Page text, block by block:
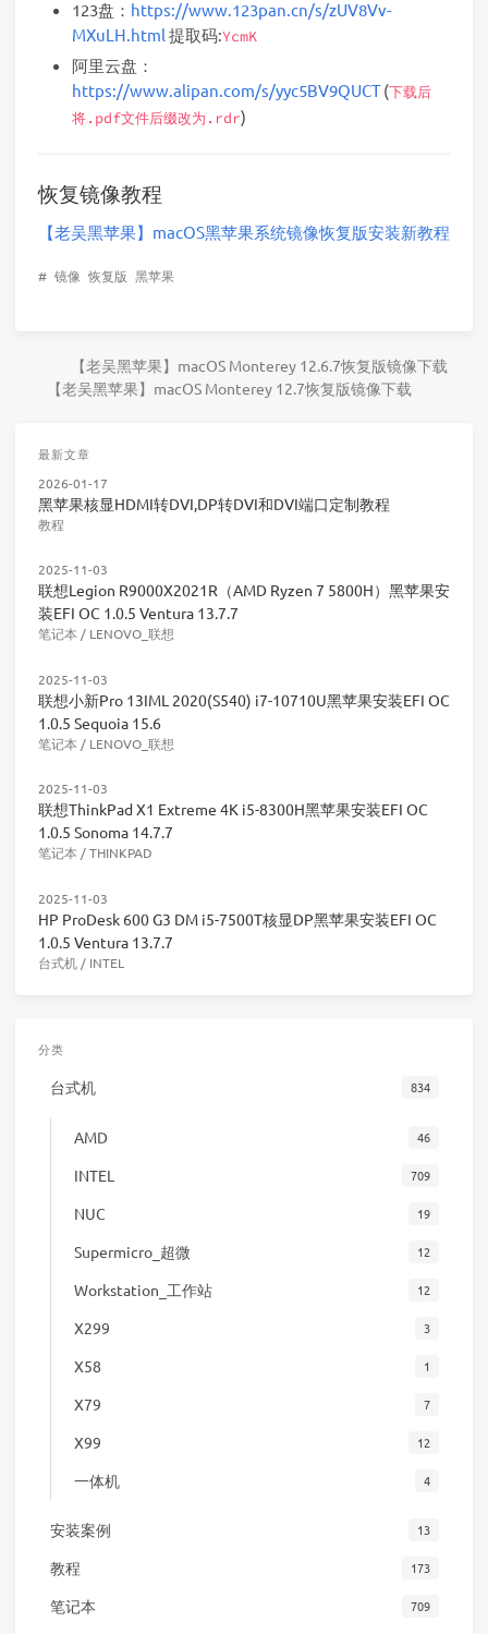
123盘： https://www.123pan.cn/s/zUV8Vv-
MXuLH.html 提取码:YcmK
阿里云盘：
https://www.alipan.com/s/yyc5BV9QUCT(下载后
将.pdf文件后缀改为.rdr)
恢复镜像教程
【老吴黑苹果】macOS黑苹果系统镜像恢复版安装新教程
# 镜像 恢复版 黑苹果
【老吴黑苹果】macOS Monterey 12.6.7恢复版镜像下载
【老吴黑苹果】macOS Monterey 12.7恢复版镜像下载
最新文章
2026-01-17
黑苹果核显HDMI转DVI,DP转DVI和DVI端口定制教程
教程
2025-11-03
联想Legion R9000X2021R（AMD Ryzen 7 5800H）黑苹果安
装EFI OC 1.0.5 Ventura 13.7.7
笔记本 / LENOVO_联想
2025-11-03
联想小新Pro 13IML 2020(S540) i7-10710U黑苹果安装EFI OC
1.0.5 Sequoia 15.6
笔记本 / LENOVO_联想
2025-11-03
联想ThinkPad X1 Extreme 4K i5-8300H黑苹果安装EFI OC
1.0.5 Sonoma 14.7.7
笔记本 /THINKPAD
2025-11-03
HP ProDesk 600 G3 DM i5-7500T核显DP黑苹果安装EFI OC
1.0.5 Ventura 13.7.7
台式机 / INTEL
分类
台式机 834
AMD 46
INTEL 709
NUC 19
Supermicro_超微 12
Workstation_工作站 12
X299 3
X58 1
X79 7
X99 12
一体机 4
安装案例 13
教程 173
笔记本 709